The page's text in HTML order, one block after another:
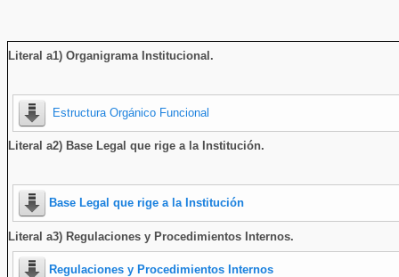
Literal a1) Organigrama Institucional .
Estructura Orgánico Funcional
Literal a2) Base Legal que rige a la Institución.
Base Legal que rige a la Institución
Literal a3) Regulaciones y Procedimientos Internos.
Regulaciones y Procedimientos Internos